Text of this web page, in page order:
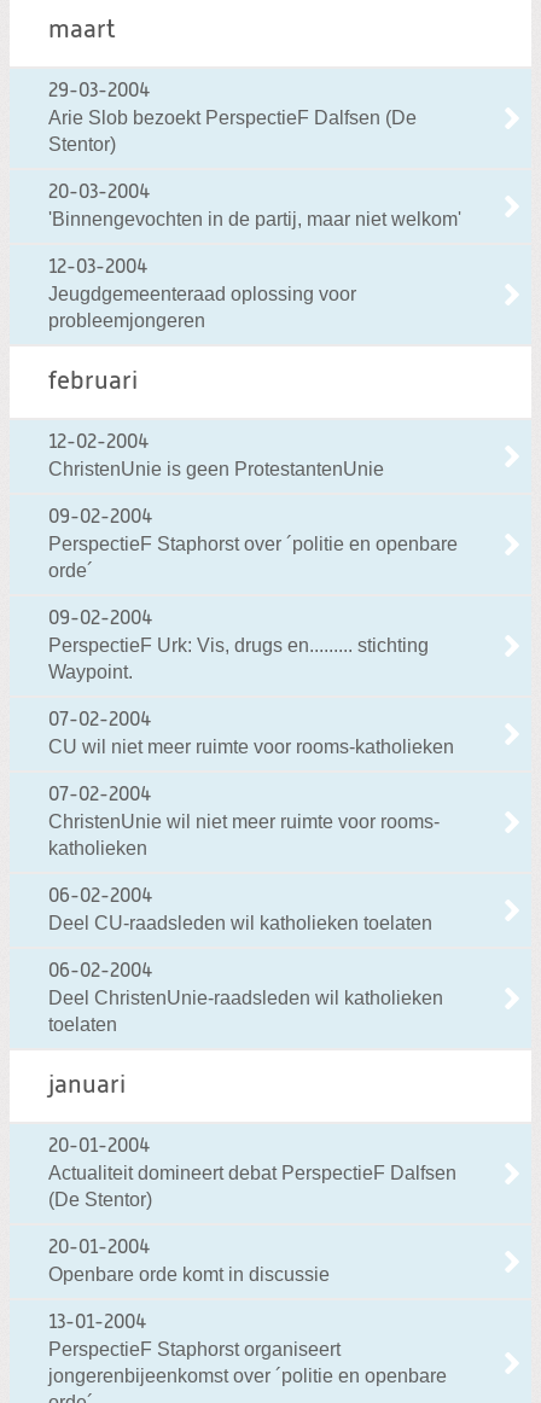
maart
29-03-2004
Arie Slob bezoekt PerspectieF Dalfsen (De
Stentor)
20-03-2004
'Binnengevochten in de partij, maar niet welkom'
12-03-2004
Jeugdgemeenteraad oplossing voor
probleemjongeren
februari
12-02-2004
ChristenUnie is geen ProtestantenUnie
09-02-2004
PerspectieF Staphorst over ´politie en openbare
orde´
09-02-2004
PerspectieF Urk: Vis, drugs en......... stichting
Waypoint.
07-02-2004
CU wil niet meer ruimte voor rooms-katholieken
07-02-2004
ChristenUnie wil niet meer ruimte voor rooms-
katholieken
06-02-2004
Deel CU-raadsleden wil katholieken toelaten
06-02-2004
Deel ChristenUnie-raadsleden wil katholieken
toelaten
januari
20-01-2004
Actualiteit domineert debat PerspectieF Dalfsen
(De Stentor)
20-01-2004
Openbare orde komt in discussie
13-01-2004
PerspectieF Staphorst organiseert
jongerenbijeenkomst over ´politie en openbare